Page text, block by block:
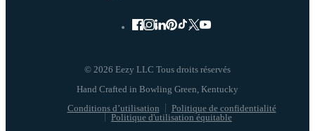
© 2026 Eezy LLC Tous droits réservés
Conditions d’utilisation
Politique de confidentialité
Politique d'utilisation équitable